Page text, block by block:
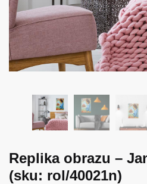
Replika obrazu –
(sku: rol/40021n)